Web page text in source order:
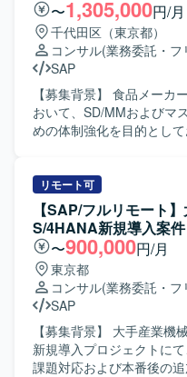
して、プロジェクト推進
す。 ・製薬業界特有の業
かしつつ、更なるスキルアッ
環境】 ・SAP S/4HANA（
心とした環境での開発・
および対応、追加アドオ
だきます。プロジェクト
いった各領域のコンサル
踏まえた設定や検証、ユ
す。 【求める人物像】 SAP導入プロジェクトにおける豊富
な経験を活かし、Fit to
機能の活用を主体的に推
ましいです。ユーザーと
い、教育や説明も丁寧に
します。 【ポジションの魅力】 製造業向けの大規模なSAP
S/4HANA導入プロジェク
た基幹領域でFit to
ます。実現化フェーズで
装を通じて、標準機能と
深く理解しながら、上流
スに関わることができます。 【開発環境】 SAP S/
環境において、PS、SD、
能および追加アドオンを
〜1,305,000円/月
千代田区（東京都）
コンサル(業務委託・フ
SAP
【募集背景】 食品メーカ
おいて、SD/MMおよびマ
めの体制強化を目的としております。 【
の整理や関係者との調整
プロジェクトを推進していただきま
関係者と円滑にコミュニ
に上流工程をリードできる方を
ョンの魅力】 食品メーカ
クトにおいて、SD/MMお
ドする経験を積むことができます。 【開
心としたERP環境での導
リモート可
【SAP/フルリモート
S/4HANA新規導入案件
〜900,000円/月
東京都
コンサル(業務委託・フ
SAP
【募集背景】 大手産業機
新規導入プロジェクトに
課題対応および本番後の